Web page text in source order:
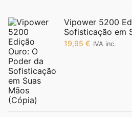
Vipower 5200
Sofisticação em
19,95 € IVA inc.